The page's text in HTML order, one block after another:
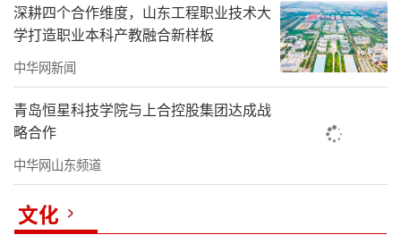
深耕四个合作维度，山东工程职业技术大
学打造职业本科产教融合新样板
中华网新闻
青岛恒星科技学院与上合控股集团达成战
略合作
中华网山东频道
文化